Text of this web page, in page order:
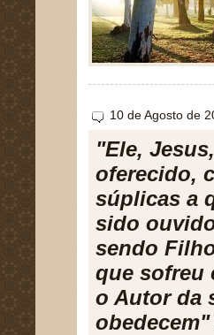
10 de Agosto de
"Ele,
oferecido,
súplicas a
sido
sendo
que sofreu
o Autor da